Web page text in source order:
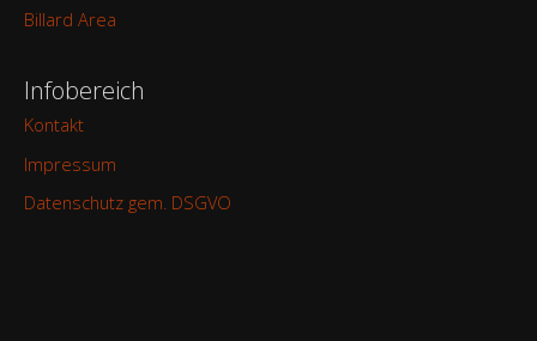
Billard Area
Infobereich
Kontakt
Impressum
Datenschutz gem. DSGVO